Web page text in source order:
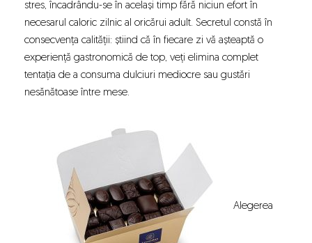
stres, încadrându-se în același timp fără niciun efort în
necesarul caloric zilnic al oricărui adult. Secretul constă în
consecvența calității: știind că în fiecare zi vă așteaptă o
experiență gastronomică de top, veți elimina complet
tentația de a consuma dulciuri mediocre sau gustări
nesănătoase între mese.
Alegerea